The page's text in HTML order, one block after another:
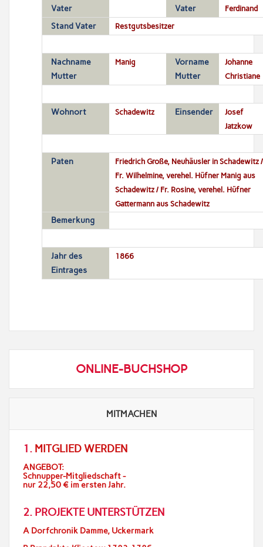
Vater
Vater
Ferdinand
Stand Vater Restgutsbesitzer
Nachname
Mutter
Manig
Vorname
Mutter
Johanne
Christiane
Wohnort Schadewitz Einsender
Josef
Jatzkow
Paten
Friedrich Große, Neuhäusler in Schadewitz /
Fr. Wilhelmine, verehel. Hüfner Manig aus
Schadewitz / Fr. Rosine, verehel. Hüfner
Gattermann aus Schadewitz
Bemerkung
Jahr des
Eintrages
1866
ONLINE-BUCHSHOP
MITMACHEN
1. MITGLIED WERDEN
ANGEBOT:
Schnupper-Mitgliedschaft -
nur 22,50 € im ersten Jahr.
2. PROJEKTE UNTERSTÜTZEN
A Dorfchronik Damme, Uckermark